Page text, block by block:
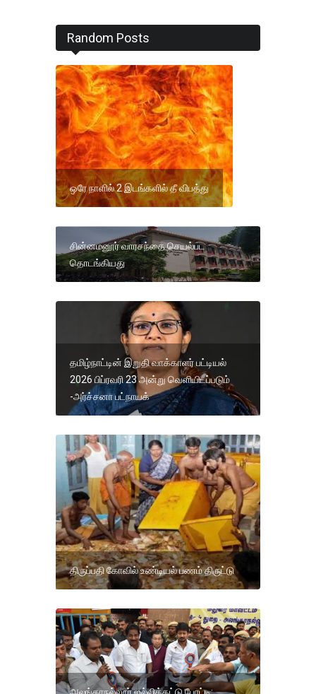
Random Posts
ஒரே நாளில் 2 இடங்களில் தீ விபத்து
சின்னமனூர் வாரசந்தை செயல்பட
தொடங்கியது
தமிழ்நாட்டின் இறுதி வாக்காளர் பட்டியல்
2026 பிப்ரவரி 23 அன்று வெளியிடப்படும்
-அர்ச்சனா பட்நாயக்
திருப்பதி கோவில் உண்டியல் பணம் திருட்டு